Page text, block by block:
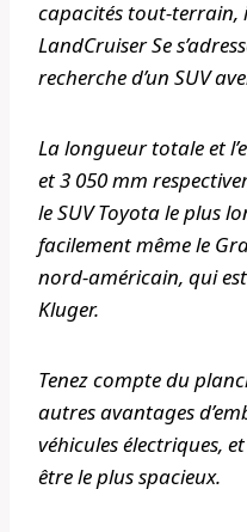
capacités tout-terrain,
LandCruiser Se
recherche d’un SUV
La longueur totale et
et 3 050 mm
le SUV Toyota le plus
facilement même le
nord-américain, qui
Kluger.
Tenez compte du
autres avantages
véhicules électriques,
être le plus spacieux.